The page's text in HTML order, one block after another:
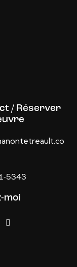
/ Réserver
5343
moi